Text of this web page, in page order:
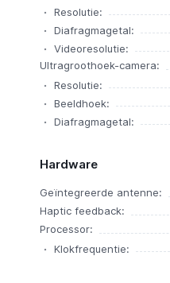
Resolutie:
Diafragmagetal:
Videoresolutie:
Ultragroothoek-camera:
Resolutie:
Beeldhoek:
Diafragmagetal:
Hardware
Geïntegreerde antenne:
Haptic feedback:
Processor:
Klokfrequentie: